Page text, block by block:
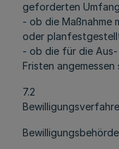
geforderten
- ob die Maßnahme
oder
- ob die für die
Fristen angemessen
7.2